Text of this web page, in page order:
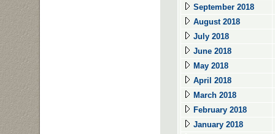
September 2018
August 2018
July 2018
June 2018
May 2018
April 2018
March 2018
February 2018
January 2018